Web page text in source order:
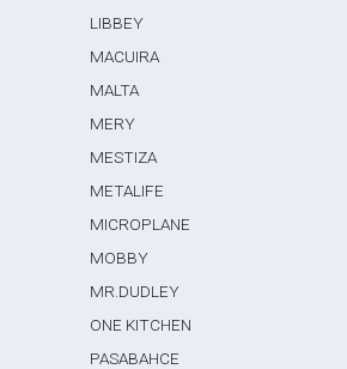
LIBBEY
MACUIRA
MALTA
MERY
MESTIZA
METALIFE
MICROPLANE
MOBBY
MR.DUDLEY
ONE KITCHEN
PASABAHCE